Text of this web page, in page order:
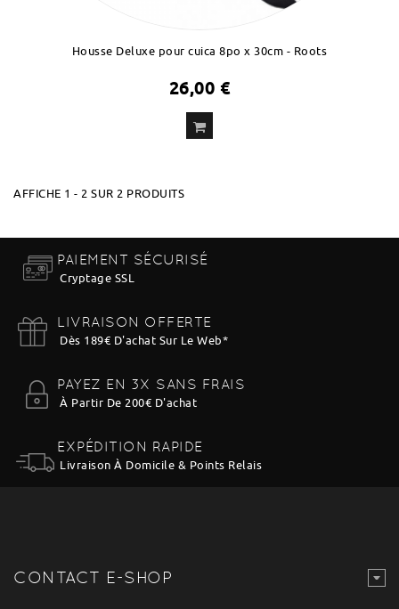
Housse Deluxe pour cuica 8po x 30cm - Roots
26,00 €
AFFICHE 1 - 2 SUR 2 PRODUITS
PAIEMENT SÉCURISÉ
Cryptage SSL
LIVRAISON OFFERTE
Dès 189€ D'achat Sur Le Web*
PAYEZ EN 3X SANS FRAIS
À Partir De 200€ D'achat
EXPÉDITION RAPIDE
Livraison À Domicile & Points Relais
CONTACT E-SHOP